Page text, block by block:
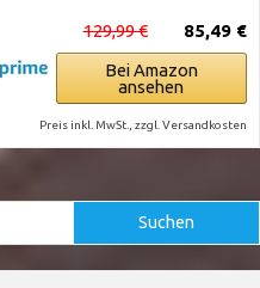
85,49 €
129,99 €
Bei Amazon
ansehen
Preis inkl. MwSt., zzgl. Versandkosten
Suchen